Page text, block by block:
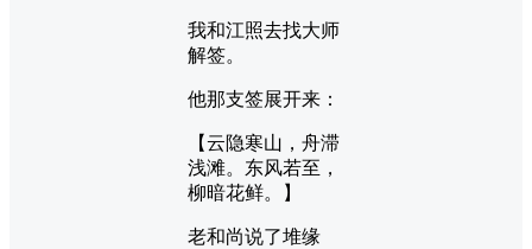
我和江照去找大师
解签。
他那支签展开来：
【云隐寒山，舟滞
浅滩。东风若至，
柳暗花鲜。】
老和尚说了堆缘